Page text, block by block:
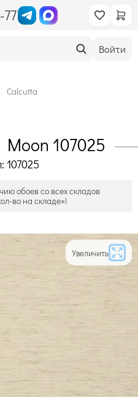
Войти
Calcutta
107025
107025
обоев со всех складов
во на складе»!
Увеличить